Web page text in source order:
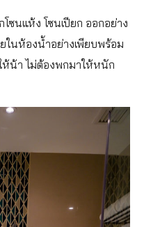
ซนแห้ง โซนเปียก ออกอย่าง
ในห้องน้ำอย่างเพียบพร้อม
ห้น้า ไม่ต้องพกมาให้หนัก